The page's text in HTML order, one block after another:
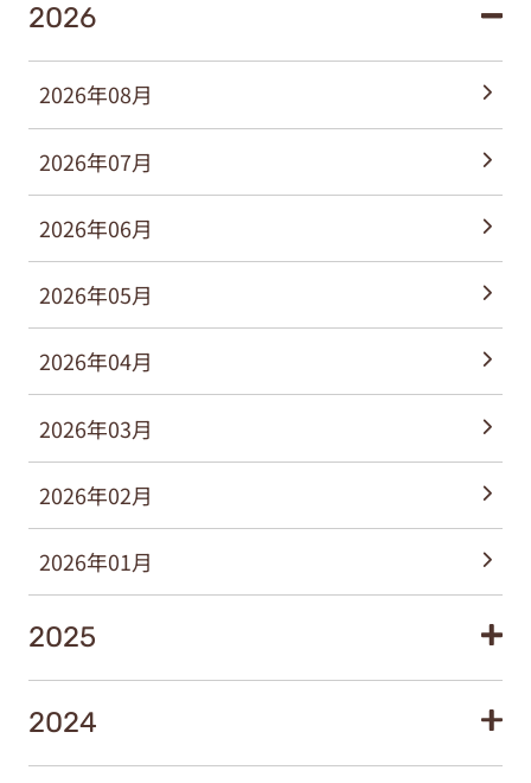
2026
2026年08月
2026年07月
2026年06月
2026年05月
2026年04月
2026年03月
2026年02月
2026年01月
2025
2024